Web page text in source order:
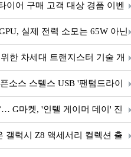
이어 구매 고객 대상 경품 이벤
실제 전력 소모는 65W 아닌
한 차세대 트랜지스터 기술 개
소스 스텔스 USB '팬텀드라이
G마켓, '인텔 게이머 데이' 진
갤럭시 Z8 액세서리 컬렉션 출